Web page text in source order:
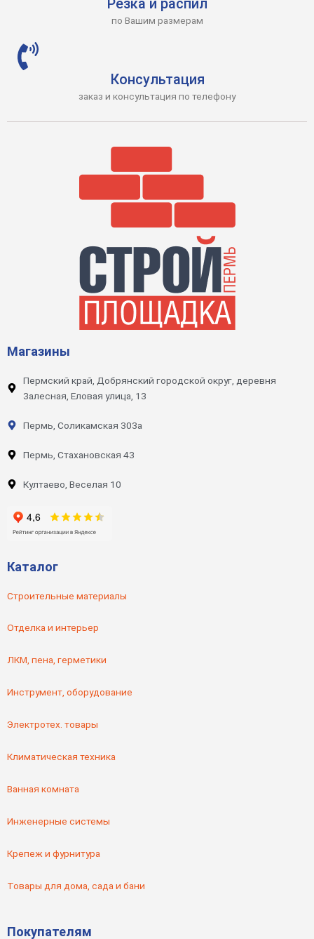
по Вашим размерам
Консультация
заказ и консультация по телефону
Магазины
Пермский край, Добрянский городской округ, деревня
Залесная, Еловая улица, 13
Пермь, Соликамская 303а
Пермь, Стахановская 43
Култаево, Веселая 10
Каталог
Строительные материалы
Отделка и интерьер
ЛКМ, пена, герметики
Инструмент, оборудование
Электротех. товары
Климатическая техника
Ванная комната
Инженерные системы
Крепеж и фурнитура
Товары для дома, сада и бани
Покупателям